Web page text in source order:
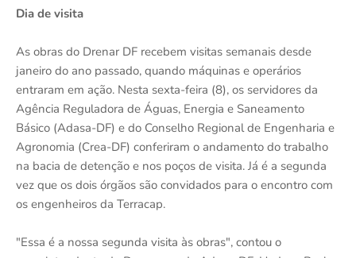
Dia de visita
As obras do Drenar DF recebem visitas semanais desde
janeiro do ano passado, quando máquinas e operários
entraram em ação. Nesta sexta-feira (8), os servidores da
Agência Reguladora de Águas, Energia e Saneamento
Básico (Adasa-DF) e do Conselho Regional de Engenharia e
Agronomia (Crea-DF) conferiram o andamento do trabalho
na bacia de detenção e nos poços de visita. Já é a segunda
vez que os dois órgãos são convidados para o encontro com
os engenheiros da Terracap.
"Essa é a nossa segunda visita às obras", contou o